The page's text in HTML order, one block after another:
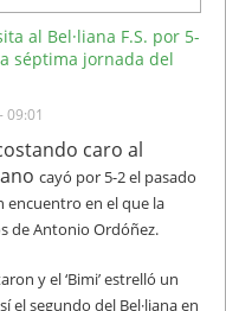
al Bel·liana F.S. por 5-
séptima jornada del
09:01
caro al
cayó por 5-2 el pasado
encuentro en el que la
de Antonio Ordóñez.
y el ‘Bimi’ estrelló un
el segundo del Bel·liana en